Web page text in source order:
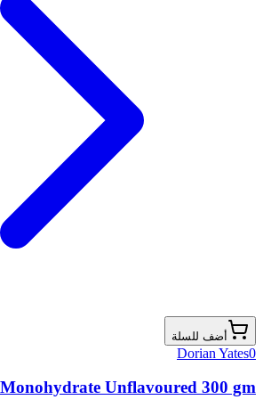
أضف للسلة
Dorian Yates0
Unflavoured 300 gm